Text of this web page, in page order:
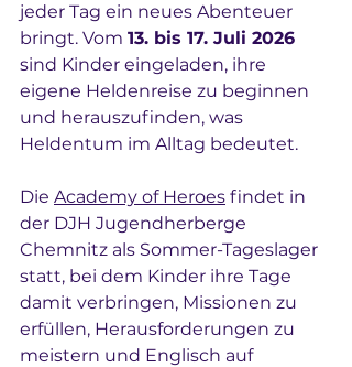
jeder Tag ein neues Abenteuer
bringt. Vom 13. bis 17. Juli 2026
sind Kinder eingeladen, ihre
eigene Heldenreise zu beginnen
und herauszufinden, was
Heldentum im Alltag bedeutet.
Die Academy of Heroes findet in
der DJH Jugendherberge
Chemnitz als Sommer-Tageslager
statt, bei dem Kinder ihre Tage
damit verbringen, Missionen zu
erfüllen, Herausforderungen zu
meistern und Englisch auf